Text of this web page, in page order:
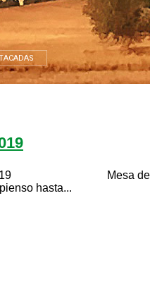
Mesa de porcino
hasta...